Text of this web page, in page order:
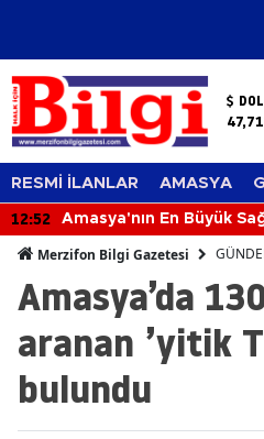
RESMİ İLANLAR AMASYA
12:13 Merzifonspor'dan
Merzifon Bilgi Gazetesi
Amasya’da
aranan ’yitik
bulundu